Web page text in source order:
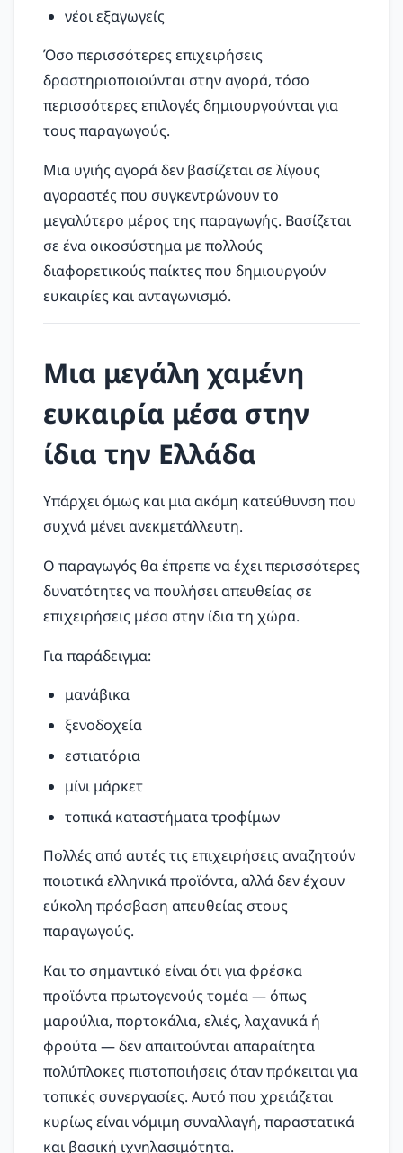
νέοι εξαγωγείς
Όσο περισσότερες επιχειρήσεις
δραστηριοποιούνται στην αγορά, τόσο
περισσότερες επιλογές δημιουργούνται για
τους παραγωγούς.
Μια υγιής αγορά δεν βασίζεται σε λίγους
αγοραστές που συγκεντρώνουν το
μεγαλύτερο μέρος της παραγωγής. Βασίζεται
σε ένα οικοσύστημα με πολλούς
διαφορετικούς παίκτες που δημιουργούν
ευκαιρίες και ανταγωνισμό.
Μια μεγάλη χαμένη
ευκαιρία μέσα στην
ίδια την Ελλάδα
Υπάρχει όμως και μια ακόμη κατεύθυνση που
συχνά μένει ανεκμετάλλευτη.
Ο παραγωγός θα έπρεπε να έχει περισσότερες
δυνατότητες να πουλήσει απευθείας σε
επιχειρήσεις μέσα στην ίδια τη χώρα.
Για παράδειγμα:
μανάβικα
ξενοδοχεία
εστιατόρια
μίνι μάρκετ
τοπικά καταστήματα τροφίμων
Πολλές από αυτές τις επιχειρήσεις αναζητούν
ποιοτικά ελληνικά προϊόντα, αλλά δεν έχουν
εύκολη πρόσβαση απευθείας στους
παραγωγούς.
Και το σημαντικό είναι ότι για φρέσκα
προϊόντα πρωτογενούς τομέα — όπως
μαρούλια, πορτοκάλια, ελιές, λαχανικά ή
φρούτα — δεν απαιτούνται απαραίτητα
πολύπλοκες πιστοποιήσεις όταν πρόκειται για
τοπικές συνεργασίες. Αυτό που χρειάζεται
κυρίως είναι νόμιμη συναλλαγή, παραστατικά
και βασική ιχνηλασιμότητα.